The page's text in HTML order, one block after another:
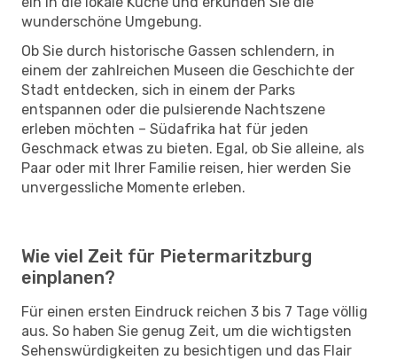
wunderschöne Umgebung.
Ob Sie durch historische Gassen schlendern, in
einem der zahlreichen Museen die Geschichte der
Stadt entdecken, sich in einem der Parks
entspannen oder die pulsierende Nachtszene
erleben möchten – Südafrika hat für jeden
Geschmack etwas zu bieten. Egal, ob Sie alleine, als
Paar oder mit Ihrer Familie reisen, hier werden Sie
unvergessliche Momente erleben.
Wie viel Zeit für Pietermaritzburg
einplanen?
Für einen ersten Eindruck reichen 3 bis 7 Tage völlig
aus. So haben Sie genug Zeit, um die wichtigsten
Sehenswürdigkeiten zu besichtigen und das Flair